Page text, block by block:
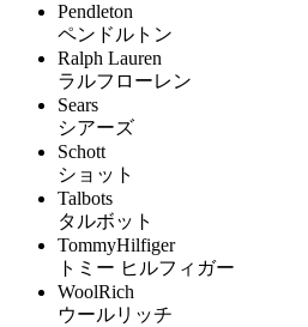
Pendleton
ペンドルトン
Ralph Lauren
ラルフローレン
Sears
シアーズ
Schott
ショット
Talbots
タルボット
TommyHilfiger
トミー ヒルフィガー
WoolRich
ウールリッチ